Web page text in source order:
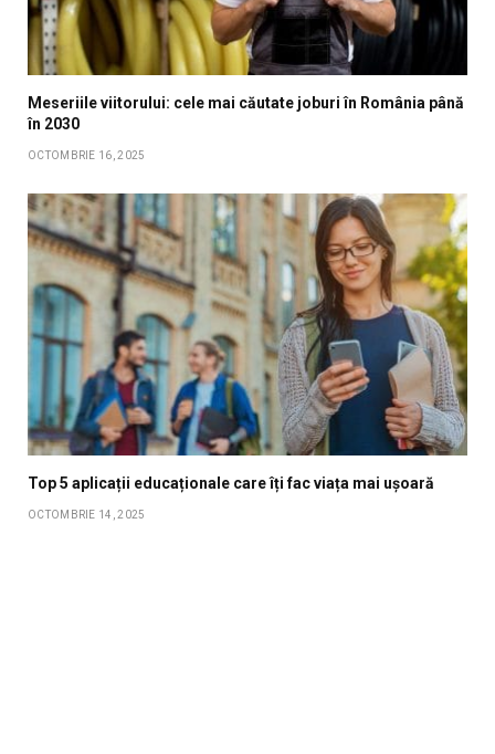
Meseriile viitorului: cele mai căutate joburi în România până
în 2030
OCTOMBRIE 16, 2025
Top 5 aplicații educaționale care îți fac viața mai ușoară
OCTOMBRIE 14, 2025